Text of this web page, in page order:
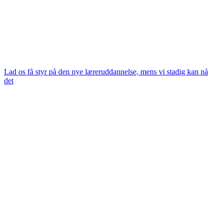
Lad os få styr på den nye læreruddannelse, mens vi stadig kan nå
det